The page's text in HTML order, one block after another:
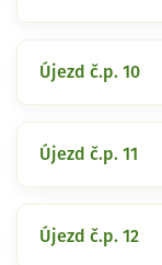
Újezd č.p. 10
Újezd č.p. 11
Újezd č.p. 12